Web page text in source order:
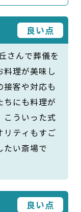
良い点
さんで葬儀を
料理が美味し
接客や対応も
ちにも料理が
こういった式
リティもすご
たい斎場で
良い点